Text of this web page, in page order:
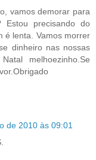
vamos demorar para
precisando do
é lenta. Vamos morrer
dinheiro nas nossas
melhoezinho.Se
de 2010 às 09:01